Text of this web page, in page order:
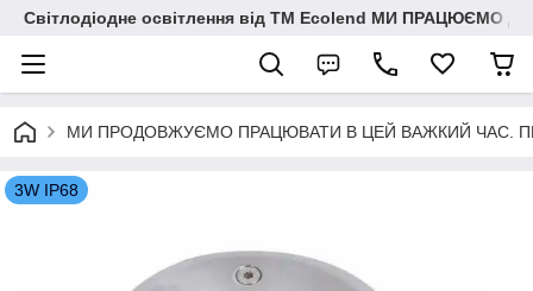
Світлодіодне освітлення від ТМ Ecolend МИ ПРАЦЮЄМО
МИ ПРОДОВЖУЄМО ПРАЦЮВАТИ В ЦЕЙ ВАЖКИЙ ЧАС.
3W IP68